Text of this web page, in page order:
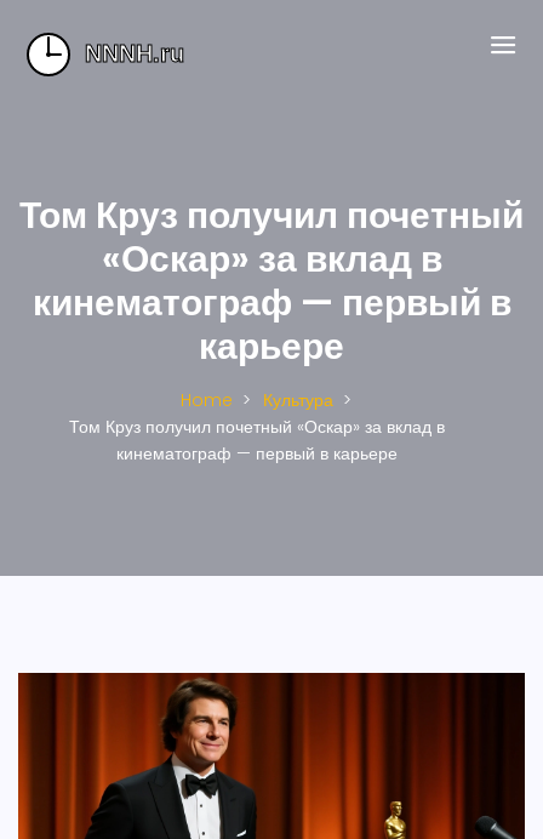
Том Круз получил почетный
«Оскар» за вклад в
кинематограф — первый в
карьере
Home
Культура
Том Круз получил почетный «Оскар» за вклад в
кинематограф — первый в карьере